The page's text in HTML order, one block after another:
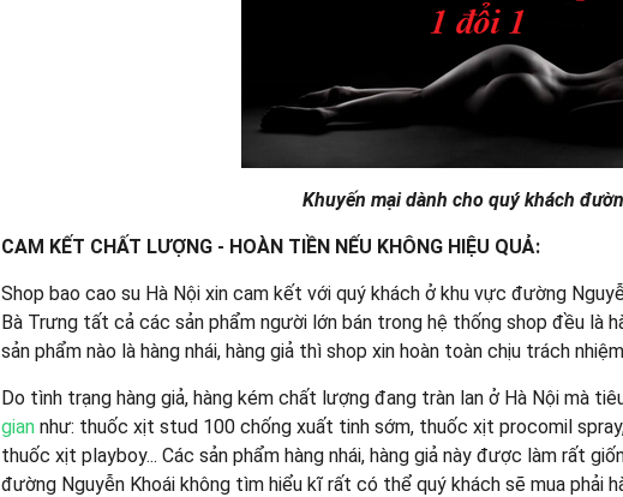
Khuyến mại dành cho quý khách
CAM KẾT CHẤT LƯỢNG - HOÀN TIỀN NẾU KHÔNG HIỆU QUẢ:
Shop bao cao su Hà Nội xin cam kết với quý khách ở khu vực đường
Bà Trưng tất cả các sản phẩm người lớn bán trong hệ thống shop đều là
sản phẩm nào là hàng nhái, hàng giả thì shop xin hoàn toàn chịu trách
Do tình trạng hàng giả, hàng kém chất lượng đang tràn lan ở Hà Nội mà
gian như: thuốc xịt stud 100 chống xuất tinh sớm, thuốc xịt procomil
thuốc xịt playboy... Các sản phẩm hàng nhái, hàng giả này được làm rất
đường Nguyễn Khoái không tìm hiểu kĩ rất có thể quý khách sẽ mua phải